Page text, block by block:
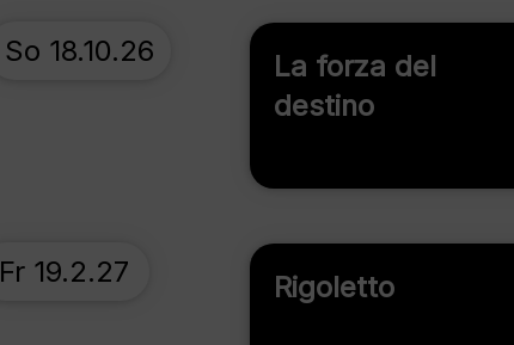
La forza del
destino
So 18.10.26
Rigoletto
Fr 19.2.27